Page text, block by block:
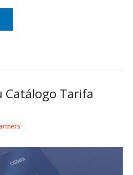
Catálogo Tarifa